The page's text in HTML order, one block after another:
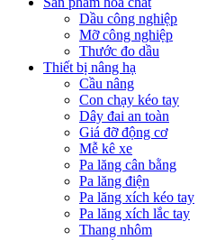
Dầu công nghiệp
Mỡ công nghiệp
Thước đo dầu
Thiết bị nâng hạ
Cầu nâng
Con chạy kéo tay
Dây đai an toàn
Giá đỡ động cơ
Mễ kê xe
Pa lăng cân bằng
Pa lăng điện
Pa lăng xích kéo tay
Pa lăng xích lắc tay
Thang nhôm